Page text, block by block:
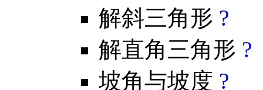
解斜三角形 ?
解直角三角形 ?
坡角与坡度 ?